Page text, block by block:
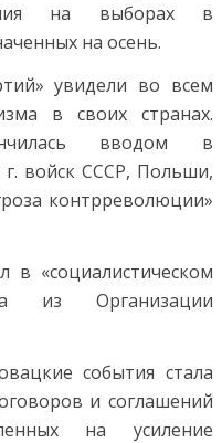
на выборах в
на осень.
увидели во всем
в своих странах.
вводом в
г. войск СССР, Польши,
контрреволюции»
в «социалистическом
из Организации
события стала
и соглашений
на усиление